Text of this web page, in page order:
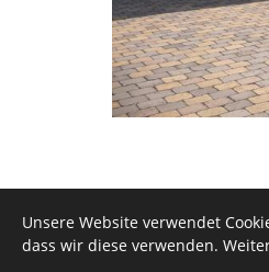
Unsere Website verwendet
dass wir diese verwenden.